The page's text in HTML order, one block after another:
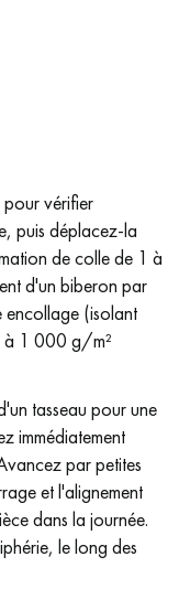
pour vérifier
puis déplacez-la
de colle de 1 à
d'un biberon par
encollage (isolant
à 1 000 g/m²
tasseau pour une
immédiatement
par petites
et l'alignement
dans la journée.
le long des